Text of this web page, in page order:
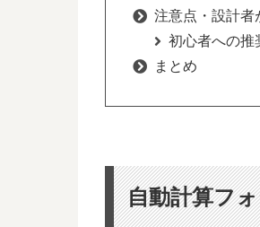
注意点・設計者
初心者への推
まとめ
自動計算フ